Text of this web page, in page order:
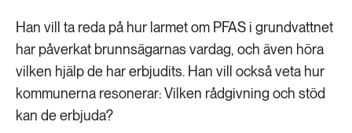
Han vill ta reda på hur larmet om PFAS i grundvattnet
har påverkat brunnsägarnas vardag, och även höra
vilken hjälp de har erbjudits. Han vill också veta hur
kommunerna resonerar: Vilken rådgivning och stöd
kan de erbjuda?